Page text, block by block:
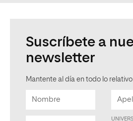
Suscríbete a
newsletter
Mantente al día en todo lo